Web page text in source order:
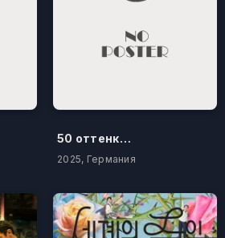
50 оттенков бестселлера
2025, Германия